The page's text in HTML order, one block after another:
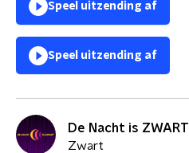
Speel uitzending af
Speel uitzending af
De Nacht is ZWART
Zwart